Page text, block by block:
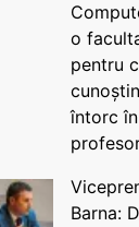
o
pentru
întorc
Barna: